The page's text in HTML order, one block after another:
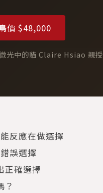
價 $48,000
光中的貓 Claire Hsiao 親授
反應在做選擇
誤選擇
正確選擇
？